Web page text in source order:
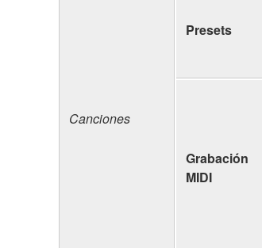
Canciones
Presets
Grabación
MIDI